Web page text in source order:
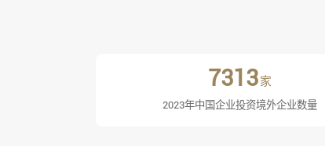
7313家
2023年中国企业投资境外企业数量